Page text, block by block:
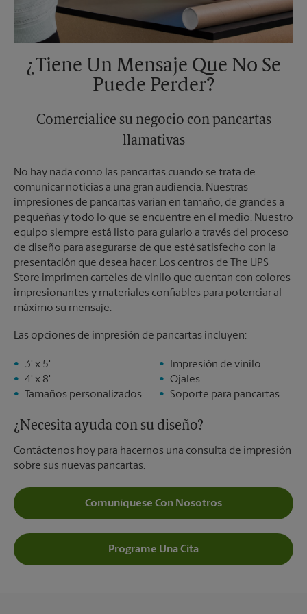
¿Tiene Un Mensaje Que No Se
Puede Perder?
Comercialice su negocio con pancartas
llamativas
No hay nada como las pancartas cuando se trata de
comunicar noticias a una gran audiencia. Nuestras
impresiones de pancartas varían en tamaño, de grandes a
pequeñas y todo lo que se encuentre en el medio. Nuestro
equipo siempre está listo para guiarlo a través del proceso
de diseño para asegurarse de que esté satisfecho con la
presentación que desea hacer. Los centros de The UPS
Store imprimen carteles de vinilo que cuentan con colores
impresionantes y materiales confiables para potenciar al
máximo su mensaje.
Las opciones de impresión de pancartas incluyen:
3' x 5'
4' x 8'
Tamaños personalizados
Impresión de vinilo
Ojales
Soporte para pancartas
¿Necesita ayuda con su diseño?
Contáctenos hoy para hacernos una consulta de impresión
sobre sus nuevas pancartas.
Comuníquese Con Nosotros
Programe Una Cita